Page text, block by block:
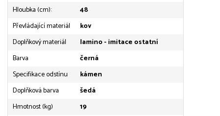
Hloubka (cm):
48
Převládající materiál
kov
Doplňkový materiál
lamino - imitace ostatní
Barva
černá
Specifikace odstínu
kámen
Doplňková barva
šedá
Hmotnost (kg)
19